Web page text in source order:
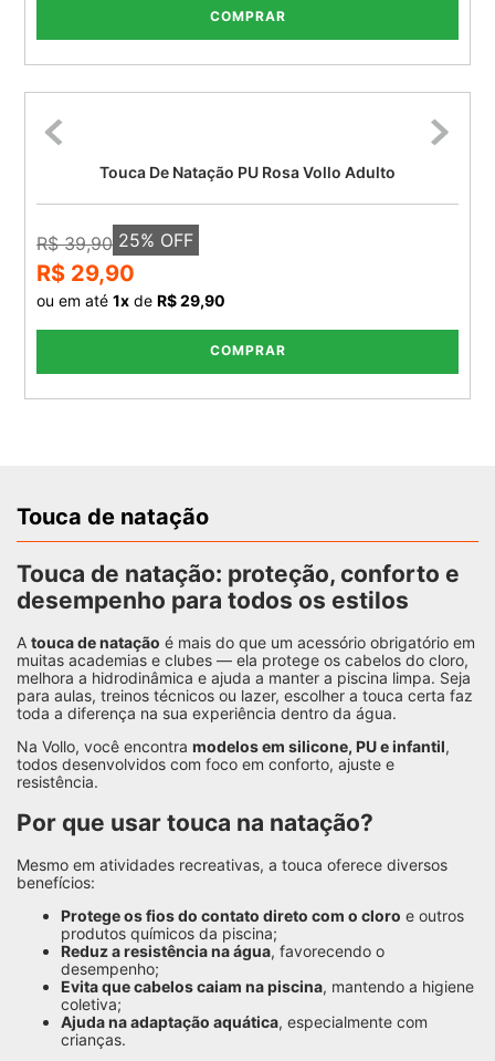
COMPRAR
Touca De Natação PU Rosa Vollo Adulto
R$ 39,90 25% OFF
R$ 29,90
ou em até 1x de R$ 29,90
COMPRAR
Touca de natação
Touca de natação: proteção, conforto e
desempenho para todos os estilos
A touca de natação é mais do que um acessório obrigatório em
muitas academias e clubes — ela protege os cabelos do cloro,
melhora a hidrodinâmica e ajuda a manter a piscina limpa. Seja
para aulas, treinos técnicos ou lazer, escolher a touca certa faz
toda a diferença na sua experiência dentro da água.
Na Vollo, você encontra modelos em silicone, PU e infantil,
todos desenvolvidos com foco em conforto, ajuste e
resistência.
Por que usar touca na natação?
Mesmo em atividades recreativas, a touca oferece diversos
benefícios:
Protege os fios do contato direto com o cloro e outros
produtos químicos da piscina;
Reduz a resistência na água, favorecendo o
desempenho;
Evita que cabelos caiam na piscina, mantendo a higiene
coletiva;
Ajuda na adaptação aquática, especialmente com
crianças.